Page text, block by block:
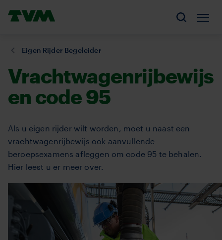
gaan
Zoeken
U
hier:
Eigen Rijder Begeleider
Vrachtwagenrijbewijs
en code 95
Als u eigen rijder wilt worden, moet u naast een
vrachtwagenrijbewijs ook aanvullende
beroepsexamens afleggen om code 95 te behalen.
Hier leest u er meer over.